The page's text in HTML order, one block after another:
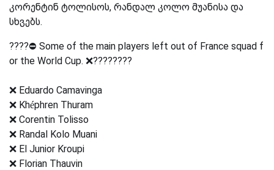
კორენტინ ტოლისოს, რანდალ კოლო მუანისა და
სხვებს.
????⛔️ Some of the main players left out of France squad f
or the World Cup. ❌????????
❌ Eduardo Camavinga
❌ Khéphren Thuram
❌ Corentin Tolisso
❌ Randal Kolo Muani
❌ El Junior Kroupi
❌ Florian Thauvin